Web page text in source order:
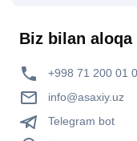
Biz bilan aloqa
+998 71 200 01
info@asaxiy.uz
Telegram bot